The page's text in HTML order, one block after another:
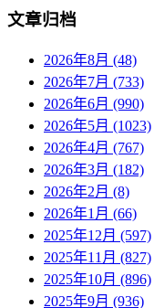
文章归档
2026年8月 (48)
2026年7月 (733)
2026年6月 (990)
2026年5月 (1023)
2026年4月 (767)
2026年3月 (182)
2026年2月 (8)
2026年1月 (66)
2025年12月 (597)
2025年11月 (827)
2025年10月 (896)
2025年9月 (936)